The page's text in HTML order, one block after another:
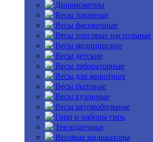
Динамометры
Весы товарные
Весы фасовочные
Весы торговые настольные
Весы медицинские
Весы детские
Весы лабораторные
Весы для животных
Весы бытовые
Весы кухонные
Весы автомобильные
Гири и наборы гирь
Тензодатчики
Весовые индикаторы